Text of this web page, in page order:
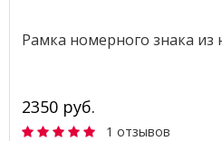
Рамка номерного знака
2350 руб.
1 отзывов